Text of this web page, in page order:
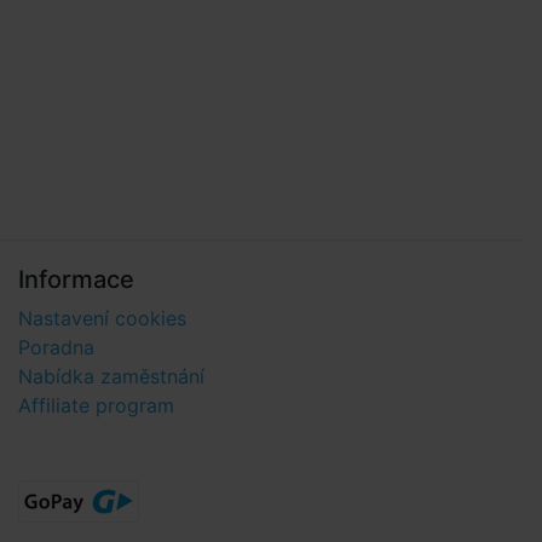
Informace
Nastavení cookies
Poradna
Nabídka zaměstnání
Affiliate program